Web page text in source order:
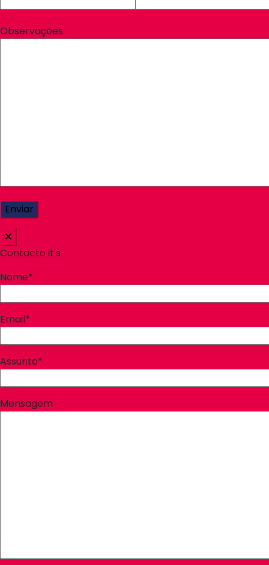
Observações
Contacto it's
Nome*
Email*
Assunto*
Mensagem